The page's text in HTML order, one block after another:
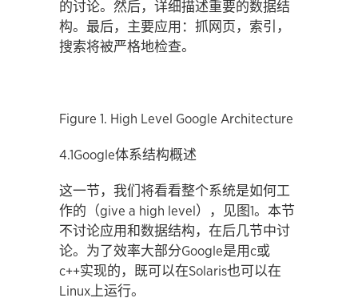
的讨论。然后，详细描述重要的数据结
构。最后，主要应用：抓网页，索引，
搜索将被严格地检查。
Figure 1. High Level Google Architecture
4.1Google体系结构概述
这一节，我们将看看整个系统是如何工
作的（give a high level），见图1。本节
不讨论应用和数据结构，在后几节中讨
论。为了效率大部分Google是用c或
c++实现的，既可以在Solaris也可以在
Linux上运行。